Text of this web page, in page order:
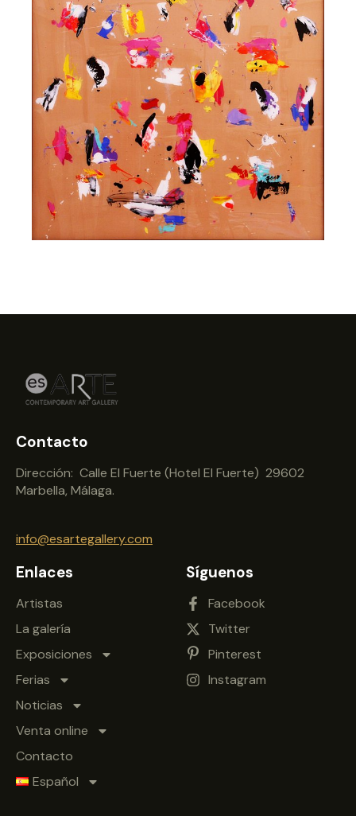
Contacto
Dirección: Calle El Fuerte (Hotel El Fuerte) 29602
Marbella, Málaga.
info@esartegallery.com
Enlaces
Artistas
La galería
Exposiciones
Ferias
Noticias
Venta online
Contacto
Español
Síguenos
Facebook
Twitter
Pinterest
Instagram